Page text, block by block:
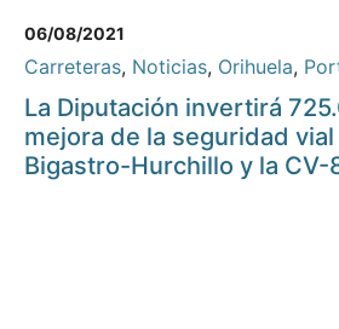
06/08/2021
Carreteras, Noticias, Orihuela,
La Diputación invertirá
mejora de la seguridad
Bigastro-Hurchillo y la